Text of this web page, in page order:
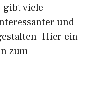
gibt viele
und
Hier ein
zum